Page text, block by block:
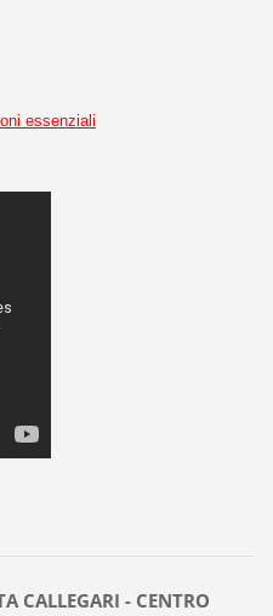
essenziali
CALLEGARI - CENTRO